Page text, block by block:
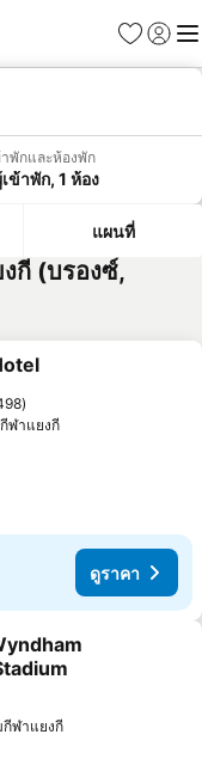
รายการโป
เข้าสู่ร
เมนู
าพักและห้องพัก
ข้าพัก, 1 ห้อง
แผนที่
กี (บรองซ์,
ารโปรด
ฬาแยงกี
ดูราคา
การโปรด
กีฬาแยงกี